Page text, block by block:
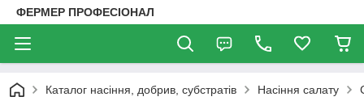
ФЕРМЕР ПРОФЕСІОНАЛ
Каталог насіння, добрив, субстратів Насіння салату